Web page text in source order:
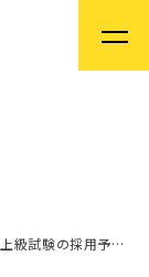
令和５年度大分県職員採用上級試験の採用予定者数の変更について